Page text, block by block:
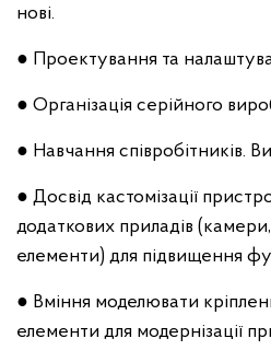
нові.
● Проектування та
● Організація серійного
● Навчання співробітників.
● Досвід кастомізації
додаткових приладів
елементи) для підвищення
● Вміння моделювати
елементи для модернізації